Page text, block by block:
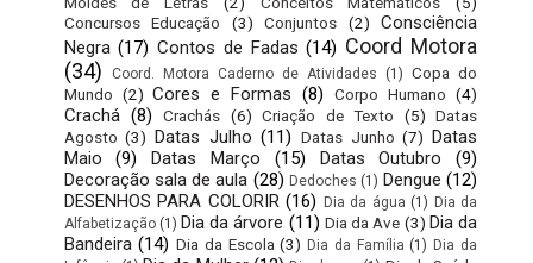
Concursos Educação
(3) Conjuntos (2)
Consciência
Negra (17) Contos de Fadas (14) Coord Motora
(34)
Coord. Motora Caderno de Atividades (1) Copa do
Mundo (2) Cores e Formas (8) Corpo Humano (4)
Crachá (8) Crachás (6) Criação de Texto (5) Datas
Agosto (3) Datas Julho (11) Datas Junho (7) Datas
Maio
(9) Datas Março (15) Datas Outubro
(9)
Decoração sala de aula (28) Dedoches (1) Dengue (12)
DESENHOS PARA COLORIR (16) Dia da água (1) Dia da
Alfabetização (1) Dia da árvore (11) Dia da Ave (3) Dia da
Bandeira (14) Dia da Escola (3) Dia da Família (1) Dia da